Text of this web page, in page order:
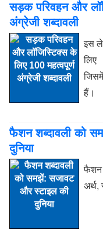
सड़क परिवहन और
अंग्रेजी शब्दावली
इस
लिए
हैं।
फैशन शब्दावली को
दुनिया
फैशन
अर्थ,